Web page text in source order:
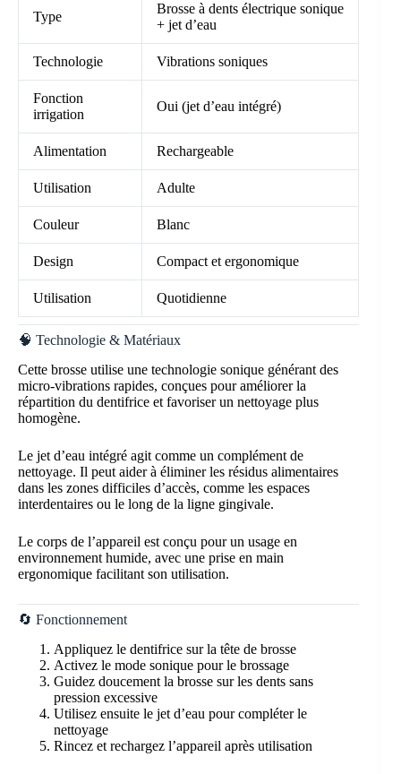
Type
Brosse à dents électrique sonique
+ jet d’eau
Technologie Vibrations soniques
Fonction
irrigation
Oui (jet d’eau intégré)
Alimentation Rechargeable
Utilisation Adulte
Couleur Blanc
Design Compact et ergonomique
Utilisation Quotidienne
🧠 Technologie & Matériaux
Cette brosse utilise une technologie sonique générant des
micro-vibrations rapides, conçues pour améliorer la
répartition du dentifrice et favoriser un nettoyage plus
homogène.
Le jet d’eau intégré agit comme un complément de
nettoyage. Il peut aider à éliminer les résidus alimentaires
dans les zones difficiles d’accès, comme les espaces
interdentaires ou le long de la ligne gingivale.
Le corps de l’appareil est conçu pour un usage en
environnement humide, avec une prise en main
ergonomique facilitant son utilisation.
🔄 Fonctionnement
Appliquez le dentifrice sur la tête de brosse
Activez le mode sonique pour le brossage
Guidez doucement la brosse sur les dents sans
pression excessive
Utilisez ensuite le jet d’eau pour compléter le
nettoyage
Rincez et rechargez l’appareil après utilisation